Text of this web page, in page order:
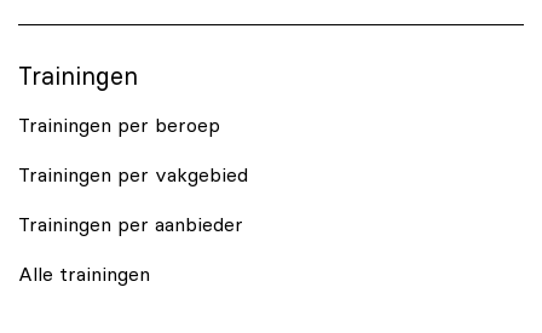
Trainingen
Trainingen per beroep
Trainingen per vakgebied
Trainingen per aanbieder
Alle trainingen